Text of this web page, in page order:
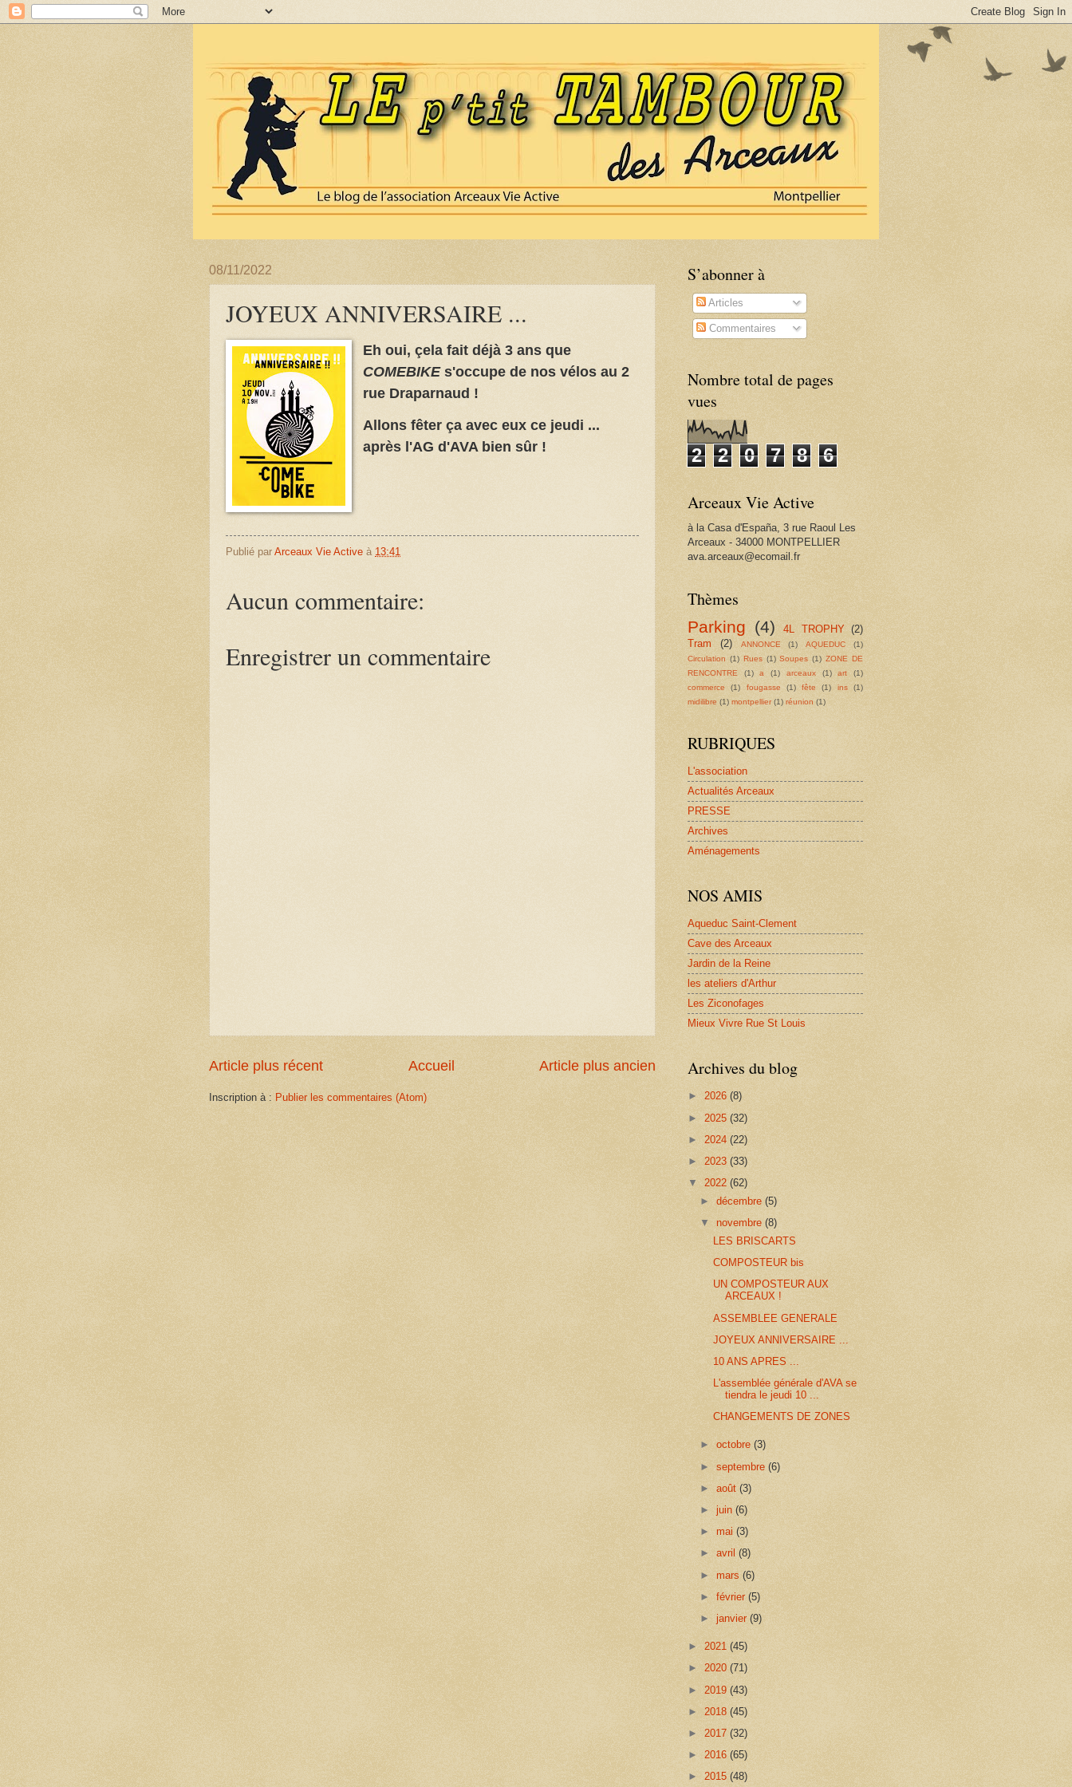
08/11/2022
JOYEUX ANNIVERSAIRE ...
Eh oui, çela fait déjà 3 ans que
COMEBIKEs'occupe de nos vélos au 2
rue Draparnaud !
Allons fêter ça avec eux ce jeudi ...
après l'AG d'AVA bien sûr !
Publié par Arceaux Vie Active à 13:41
Aucun commentaire:
Enregistrer un commentaire
Article plus récent Article plus ancien
Accueil
Inscription à : Publier les commentaires (Atom)
S’abonner à
Articles
Commentaires
Nombre total de pages
vues
2 2 0 7 8 6
Arceaux Vie Active
à la Casa d'España, 3 rue Raoul Les
Arceaux - 34000 MONTPELLIER
ava.arceaux@ecomail.fr
Thèmes
Parking (4) 4L TROPHY (2)
Tram
(2) ANNONCE (1) AQUEDUC
(1)
Circulation (1) Rues (1) Soupes (1) ZONE DE
RENCONTRE
(1) a (1) arceaux (1) art
(1)
commerce
(1) fougasse (1) fête (1) ins
(1)
midilibre (1) montpellier (1) réunion (1)
RUBRIQUES
L'association
Actualités Arceaux
PRESSE
Archives
Aménagements
NOS AMIS
Aqueduc Saint-Clement
Cave des Arceaux
Jardin de la Reine
les ateliers d'Arthur
Les Ziconofages
Mieux Vivre Rue St Louis
Archives du blog
► 2026 (8)
► 2025 (32)
► 2024 (22)
► 2023 (33)
▼ 2022 (62)
►décembre(5)
▼novembre(8)
LES BRISCARTS
COMPOSTEUR bis
UN COMPOSTEUR AUX
ARCEAUX !
ASSEMBLEE GENERALE
JOYEUX ANNIVERSAIRE ...
10 ANS APRES ...
L'assemblée générale d'AVA se
tiendra le jeudi 10 ...
CHANGEMENTS DE ZONES
►octobre(3)
►septembre(6)
►août(3)
► juin(6)
►mai(3)
►avril(8)
►mars(6)
►février(5)
►janvier(9)
► 2021 (45)
► 2020 (71)
► 2019 (43)
► 2018 (45)
► 2017 (32)
► 2016 (65)
► 2015 (48)